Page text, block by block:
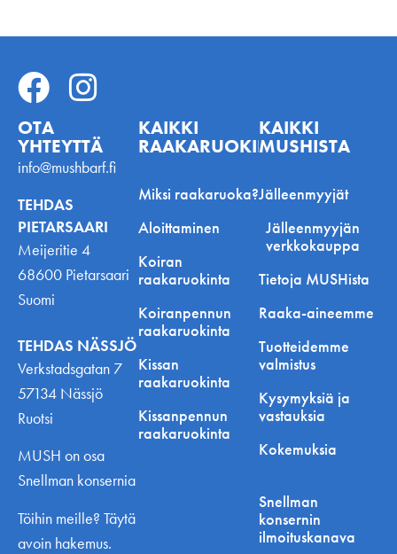
OTA
YHTEYTTÄ
info@mushbarf.fi
TEHDAS
PIETARSAARI
Meijeritie 4
68600 Pietarsaari
Suomi
TEHDAS NÄSSJÖ
Verkstadsgatan 7
57134 Nässjö
Ruotsi
MUSH on osa
Snellman konsernia
Töihin meille? Täytä
avoin hakemus.
KAIKKI
RAAKARUOKINNASTA
Miksi raakaruoka?
Aloittaminen
Koiran
raakaruokinta
Koiranpennun
raakaruokinta
Kissan
raakaruokinta
Kissanpennun
raakaruokinta
KAIKKI
MUSHISTA
Jälleenmyyjät
Jälleenmyyjän
verkkokauppa
Tietoja MUSHista
Raaka-aineemme
Tuotteidemme
valmistus
Kysymyksiä ja
vastauksia
Kokemuksia
Snellman
konsernin
ilmoituskanava